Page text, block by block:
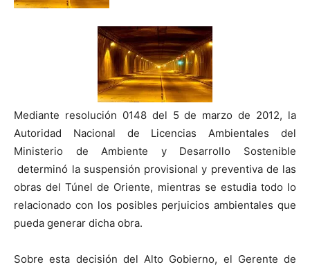
Mediante resolución 0148 del 5 de marzo de 2012, la
Autoridad Nacional de Licencias Ambientales del
Ministerio de Ambiente y Desarrollo Sostenible
determinó la suspensión provisional y preventiva de las
obras del Túnel de Oriente, mientras se estudia todo lo
relacionado con los posibles perjuicios ambientales que
pueda generar dicha obra.
Sobre esta decisión del Alto Gobierno, el Gerente de